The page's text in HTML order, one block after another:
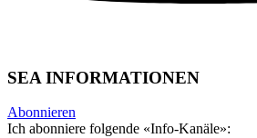
SEA INFORMATIONEN
Abonnieren
Ich abonniere folgende «Info-Kanäle»: